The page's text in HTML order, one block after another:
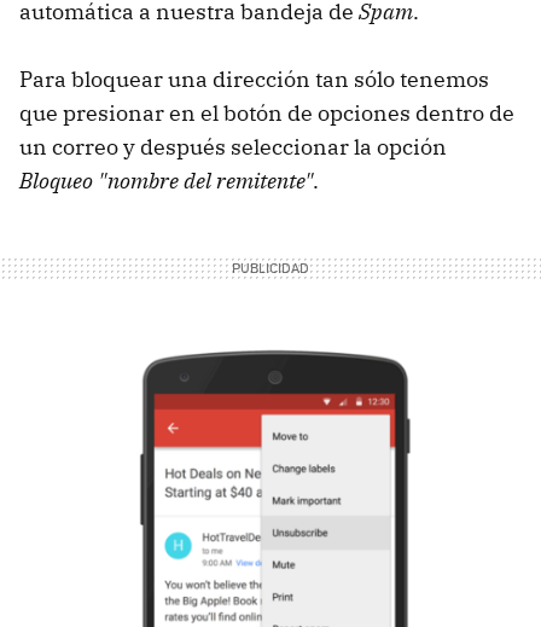
automática a nuestra bandeja de Spam.
Para bloquear una dirección tan sólo tenemos
que presionar en el botón de opciones dentro de
un correo y después seleccionar la opción
Bloqueo "nombre del remitente".